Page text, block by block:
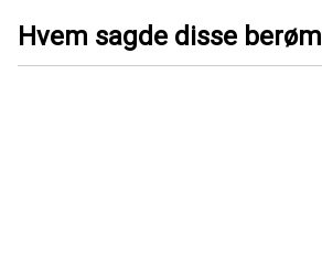
Hvem sagde disse